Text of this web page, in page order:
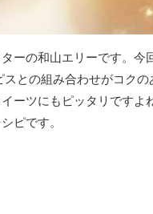
ーの和山エリーです。
スとの組み合わせがコク
ーツにもピッタリです
ピです。